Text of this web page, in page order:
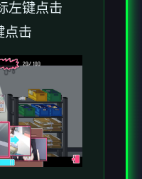
左键点击
点击